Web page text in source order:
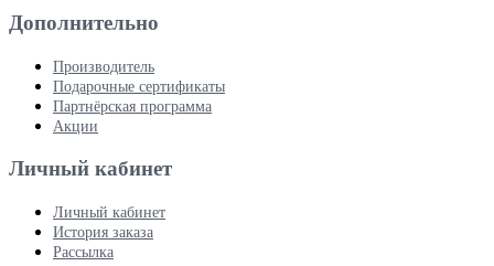
Дополнительно
Производитель
Подарочные сертификаты
Партнёрская программа
Акции
Личный кабинет
Личный кабинет
История заказа
Рассылка